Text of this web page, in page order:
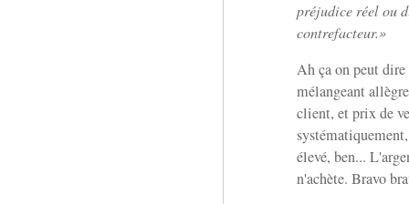
préjudice réel ou
contrefacteur.
Ah ça on peut
mélangeant
client, et prix de
élevé, ben...
n'achète. Bravo